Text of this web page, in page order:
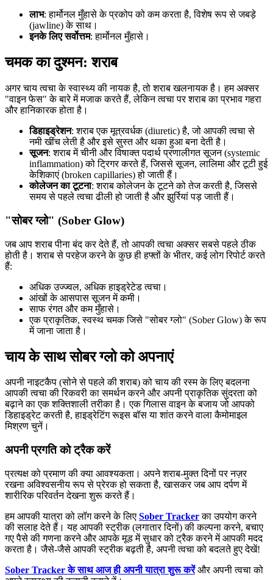
लाभ: हार्मोनल मुँहासे के प्रकोप को कम करता है, विशेष रूप से जबड़े
(jawline) के साथ।
इनके लिए सर्वोत्तम: हार्मोनल मुँहासे।
चमक का दुश्मन: शराब
अगर चाय त्वचा के स्वास्थ्य की नायक है, तो शराब खलनायक है। हम अक्सर
"वाइन फेस" के बारे में मजाक करते हैं, लेकिन त्वचा पर शराब का प्रभाव गहरा
और हानिकारक होता है।
डिहाइड्रेशन: शराब एक मूत्रवर्धक (diuretic) है, जो आपकी त्वचा से
नमी खींच लेती है और इसे सुस्त और थका हुआ बना देती है।
सूजन: शराब में चीनी और विषाक्त पदार्थ प्रणालीगत सूजन (systemic
inflammation) को ट्रिगर करते हैं, जिससे सूजन, लालिमा और टूटी हुई
केशिकाएं (broken capillaries) हो जाती हैं।
कोलेजन का टूटना: शराब कोलेजन के टूटने को तेज करती है, जिससे
समय से पहले त्वचा ढीली हो जाती है और झुर्रियां पड़ जाती हैं।
"सोबर ग्लो" (Sober Glow)
जब आप शराब पीना बंद कर देते हैं, तो आपकी त्वचा अक्सर सबसे पहले ठीक
होती है। शराब से परहेज करने के कुछ ही हफ्तों के भीतर, कई लोग रिपोर्ट करते
हैं:
अधिक उज्ज्वल, अधिक हाइड्रेटेड त्वचा।
आंखों के आसपास सूजन में कमी।
साफ रंगत और कम मुँहासे।
एक प्राकृतिक, स्वस्थ चमक जिसे "सोबर ग्लो" (Sober Glow) के रूप
में जाना जाता है।
चाय के साथ सोबर ग्लो को अपनाएं
अपनी नाइटकैप (सोने से पहले की शराब) को चाय की रस्म के लिए बदलना
आपकी त्वचा की रिकवरी का समर्थन करने और अपनी प्राकृतिक सुंदरता को
बढ़ाने का एक शक्तिशाली तरीका है। एक गिलास वाइन के बजाय जो आपको
डिहाइड्रेट करती है, हाइड्रेटिंग रूइस बॉस या शांत करने वाला कैमोमाइल
मिश्रण चुनें।
अपनी प्रगति को ट्रैक करें
प्रत्यक्ष को प्रमाण की क्या आवश्यकता। अपने शराब-मुक्त दिनों पर नज़र
रखना अविश्वसनीय रूप से प्रेरक हो सकता है, खासकर जब आप दर्पण में
शारीरिक परिवर्तन देखना शुरू करते हैं।
हम आपकी यात्रा को लॉग करने के लिए Sober Trackerका उपयोग करने
की सलाह देते हैं। यह आपकी स्ट्रीक (लगातार दिनों) की कल्पना करने, बचाए
गए पैसे की गणना करने और आपके मूड में सुधार को ट्रैक करने में आपकी मदद
करता है। जैसे-जैसे आपकी स्ट्रीक बढ़ती है, अपनी त्वचा को बदलते हुए देखें!
Sober Tracker के साथ आज ही अपनी यात्रा शुरू करेंऔर अपनी त्वचा को